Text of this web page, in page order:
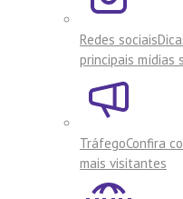
Redes sociais
principais mídias
TráfegoConfira
mais visitantes